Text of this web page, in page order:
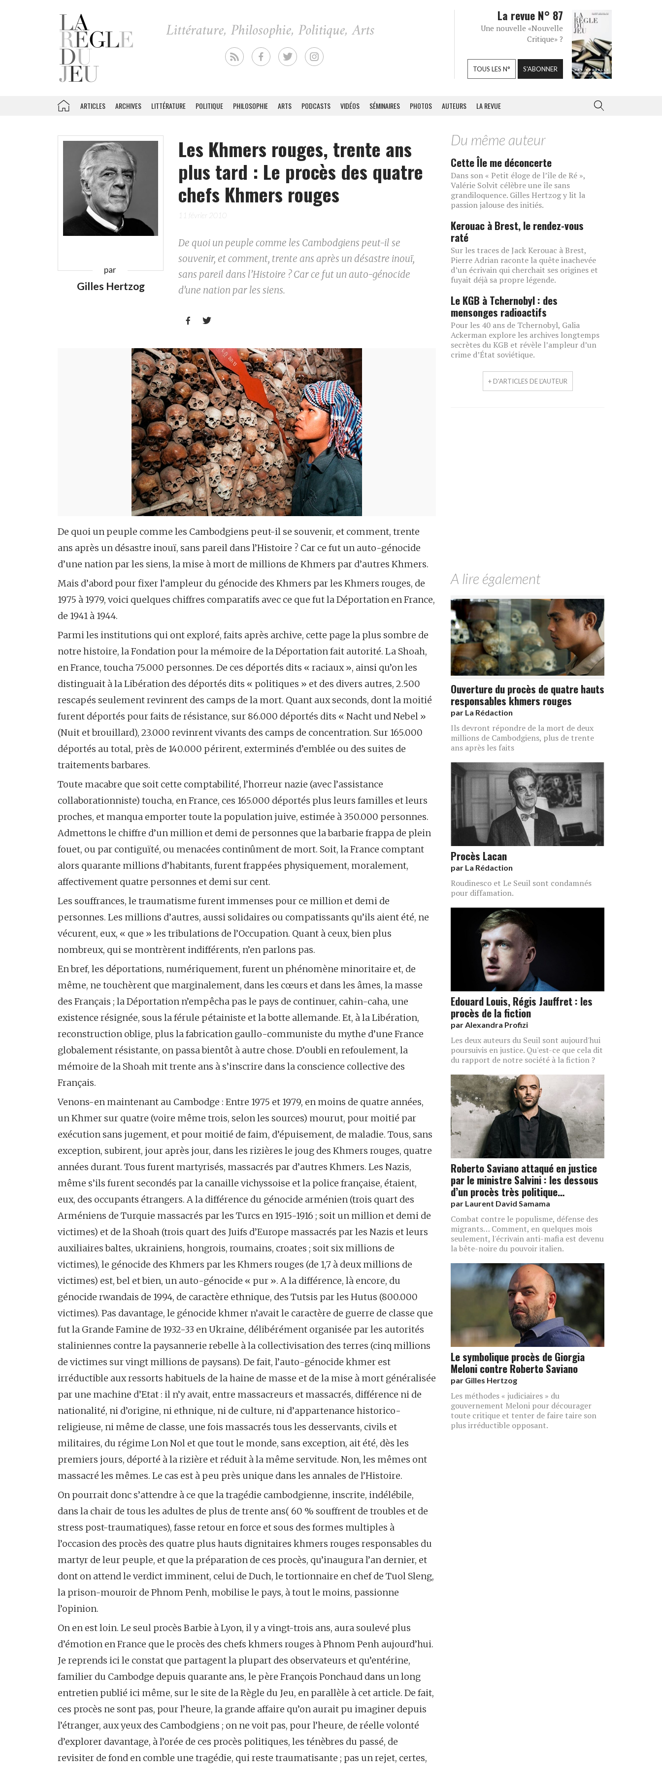
La revue N° 87
Une nouvelle «Nouvelle
Critique» ?
TOUS LES N° S'ABONNER
ARTICLES ARCHIVES LITTÉRATURE POLITIQUE PHILOSOPHIE ARTS PODCASTS VIDÉOS SÉMINAIRES PHOTOS AUTEURS LA REVUE
par
Gilles Hertzog
Les Khmers rouges, trente ans
plus tard : Le procès des quatre
chefs Khmers rouges
11 février 2010
De quoi un peuple comme les Cambodgiens peut-il se
souvenir, et comment, trente ans après un désastre inouï,
sans pareil dans l’Histoire ? Car ce fut un auto-génocide
d’une nation par les siens.
 
De quoi un peuple comme les Cambodgiens peut-il se souvenir, et comment, trente
ans après un désastre inouï, sans pareil dans l’Histoire ? Car ce fut un auto-génocide
d’une nation par les siens, la mise à mort de millions de Khmers par d’autres Khmers.
Mais d’abord pour fixer l’ampleur du génocide des Khmers par les Khmers rouges, de
1975 à 1979, voici quelques chiffres comparatifs avec ce que fut la Déportation en France,
de 1941 à 1944.
Parmi les institutions qui ont exploré, faits après archive, cette page la plus sombre de
notre histoire, la Fondation pour la mémoire de la Déportation fait autorité. La Shoah,
en France, toucha 75.000 personnes. De ces déportés dits « raciaux », ainsi qu’on les
distinguait à la Libération des déportés dits « politiques » et des divers autres, 2.500
rescapés seulement revinrent des camps de la mort. Quant aux seconds, dont la moitié
furent déportés pour faits de résistance, sur 86.000 déportés dits « Nacht und Nebel »
(Nuit et brouillard), 23.000 revinrent vivants des camps de concentration. Sur 165.000
déportés au total, près de 140.000 périrent, exterminés d’emblée ou des suites de
traitements barbares.
Toute macabre que soit cette comptabilité, l’horreur nazie (avec l’assistance
collaborationniste) toucha, en France, ces 165.000 déportés plus leurs familles et leurs
proches, et manqua emporter toute la population juive, estimée à 350.000 personnes.
Admettons le chiffre d’un million et demi de personnes que la barbarie frappa de plein
fouet, ou par contiguïté, ou menacées continûment de mort. Soit, la France comptant
alors quarante millions d’habitants, furent frappées physiquement, moralement,
affectivement quatre personnes et demi sur cent.
Les souffrances, le traumatisme furent immenses pour ce million et demi de
personnes. Les millions d’autres, aussi solidaires ou compatissants qu’ils aient été, ne
vécurent, eux, « que » les tribulations de l’Occupation. Quant à ceux, bien plus
nombreux, qui se montrèrent indifférents, n’en parlons pas.
En bref, les déportations, numériquement, furent un phénomène minoritaire et, de
même, ne touchèrent que marginalement, dans les cœurs et dans les âmes, la masse
des Français ; la Déportation n’empêcha pas le pays de continuer, cahin-caha, une
existence résignée, sous la férule pétainiste et la botte allemande. Et, à la Libération,
reconstruction oblige, plus la fabrication gaullo-communiste du mythe d’une France
globalement résistante, on passa bientôt à autre chose. D’oubli en refoulement, la
mémoire de la Shoah mit trente ans à s’inscrire dans la conscience collective des
Français.
Venons-en maintenant au Cambodge : Entre 1975 et 1979, en moins de quatre années,
un Khmer sur quatre (voire même trois, selon les sources) mourut, pour moitié par
exécution sans jugement, et pour moitié de faim, d’épuisement, de maladie. Tous, sans
exception, subirent, jour après jour, dans les rizières le joug des Khmers rouges, quatre
années durant. Tous furent martyrisés, massacrés par d’autres Khmers. Les Nazis,
même s’ils furent secondés par la canaille vichyssoise et la police française, étaient,
eux, des occupants étrangers. A la différence du génocide arménien (trois quart des
Arméniens de Turquie massacrés par les Turcs en 1915-1916 ; soit un million et demi de
victimes) et de la Shoah (trois quart des Juifs d’Europe massacrés par les Nazis et leurs
auxiliaires baltes, ukrainiens, hongrois, roumains, croates ; soit six millions de
victimes), le génocide des Khmers par les Khmers rouges (de 1,7 à deux millions de
victimes) est, bel et bien, un auto-génocide « pur ». A la différence, là encore, du
génocide rwandais de 1994, de caractère ethnique, des Tutsis par les Hutus (800.000
victimes). Pas davantage, le génocide khmer n’avait le caractère de guerre de classe que
fut la Grande Famine de 1932-33 en Ukraine, délibérément organisée par les autorités
staliniennes contre la paysannerie rebelle à la collectivisation des terres (cinq millions
de victimes sur vingt millions de paysans). De fait, l’auto-génocide khmer est
irréductible aux ressorts habituels de la haine de masse et de la mise à mort généralisée
par une machine d’Etat : il n’y avait, entre massacreurs et massacrés, différence ni de
nationalité, ni d’origine, ni ethnique, ni de culture, ni d’appartenance historico-
religieuse, ni même de classe, une fois massacrés tous les desservants, civils et
militaires, du régime Lon Nol et que tout le monde, sans exception, ait été, dès les
premiers jours, déporté à la rizière et réduit à la même servitude. Non, les mêmes ont
massacré les mêmes. Le cas est à peu près unique dans les annales de l’Histoire.
On pourrait donc s’attendre à ce que la tragédie cambodgienne, inscrite, indélébile,
dans la chair de tous les adultes de plus de trente ans( 60 % souffrent de troubles et de
stress post-traumatiques), fasse retour en force et sous des formes multiples à
l’occasion des procès des quatre plus hauts dignitaires khmers rouges responsables du
martyr de leur peuple, et que la préparation de ces procès, qu’inaugura l’an dernier, et
dont on attend le verdict imminent, celui de Duch, le tortionnaire en chef de Tuol Sleng,
la prison-mouroir de Phnom Penh, mobilise le pays, à tout le moins, passionne
l’opinion.
On en est loin. Le seul procès Barbie à Lyon, il y a vingt-trois ans, aura soulevé plus
d’émotion en France que le procès des chefs khmers rouges à Phnom Penh aujourd’hui.
Je reprends ici le constat que partagent la plupart des observateurs et qu’entérine,
familier du Cambodge depuis quarante ans, le père François Ponchaud dans un long
entretien publié ici même, sur le site de la Règle du Jeu, en parallèle à cet article. De fait,
ces procès ne sont pas, pour l’heure, la grande affaire qu’on aurait pu imaginer depuis
l’étranger, aux yeux des Cambodgiens ; on ne voit pas, pour l’heure, de réelle volonté
d’explorer davantage, à l’orée de ces procès politiques, les ténèbres du passé, de
revisiter de fond en comble une tragédie, qui reste traumatisante ; pas un rejet, certes,
Du même auteur
Cette Île me déconcerte
Dans son « Petit éloge de l’île de Ré »,
Valérie Solvit célèbre une île sans
grandiloquence. Gilles Hertzog y lit la
passion jalouse des initiés.
Kerouac à Brest, le rendez-vous
raté
Sur les traces de Jack Kerouac à Brest,
Pierre Adrian raconte la quête inachevée
d’un écrivain qui cherchait ses origines et
fuyait déjà sa propre légende.
Le KGB à Tchernobyl : des
mensonges radioactifs
Pour les 40 ans de Tchernobyl, Galia
Ackerman explore les archives longtemps
secrètes du KGB et révèle l’ampleur d’un
crime d’État soviétique.
+ D'ARTICLES DE L'AUTEUR
A lire également
Ouverture du procès de quatre hauts
responsables khmers rouges
par La Rédaction
Ils devront répondre de la mort de deux
millions de Cambodgiens, plus de trente
ans après les faits
Procès Lacan
par La Rédaction
Roudinesco et Le Seuil sont condamnés
pour diffamation.
Edouard Louis, Régis Jauffret : les
procès de la fiction
par Alexandra Profizi
Les deux auteurs du Seuil sont aujourd'hui
poursuivis en justice. Qu'est-ce que cela dit
du rapport de notre société à la fiction ?
Roberto Saviano attaqué en justice
par le ministre Salvini : les dessous
d’un procès très politique…
par Laurent David Samama
Combat contre le populisme, défense des
migrants… Comment, en quelques mois
seulement, l'écrivain anti-mafia est devenu
la bête-noire du pouvoir italien.
Le symbolique procès de Giorgia
Meloni contre Roberto Saviano
par Gilles Hertzog
Les méthodes « judiciaires » du
gouvernement Meloni pour décourager
toute critique et tenter de faire taire son
plus irréductible opposant.